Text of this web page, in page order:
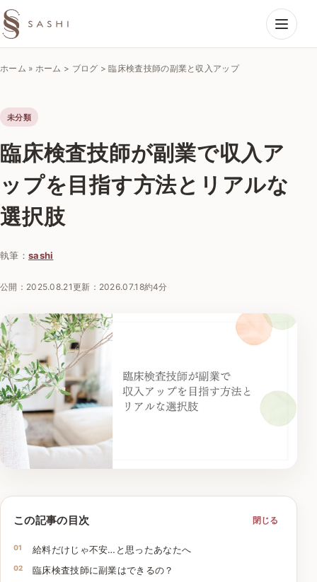
ホーム » ホーム > ブログ > 臨床検査技師の副業と収入アップ
未分類
臨床検査技師が副業で収入ア
ップを目指す方法とリアルな
選択肢
執筆： sashi
公開： 2025.08.21更新： 2026.07.18約4分
この記事の目次 閉じる
給料だけじゃ不安…と思ったあなたへ
臨床検査技師に副業はできるの？